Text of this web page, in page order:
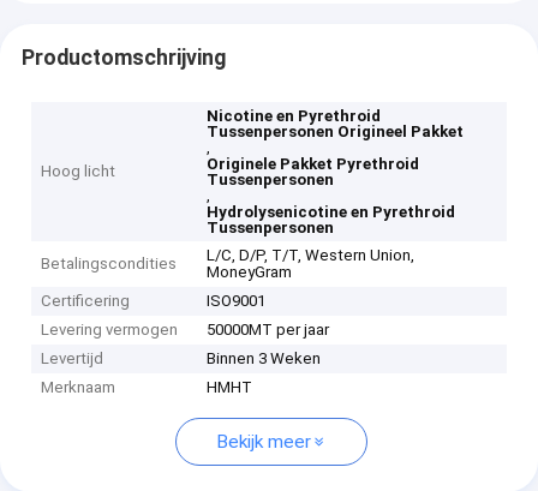
Productomschrijving
Hoog licht
Nicotine en Pyrethroid
Tussenpersonen Origineel Pakket
,
Originele Pakket Pyrethroid
Tussenpersonen
,
Hydrolysenicotine en Pyrethroid
Tussenpersonen
Betalingscondities
L/C, D/P, T/T, Western Union,
MoneyGram
Certificering
ISO9001
Levering vermogen
50000MT per jaar
Levertijd
Binnen 3 Weken
Merknaam
HMHT
Bekijk meer